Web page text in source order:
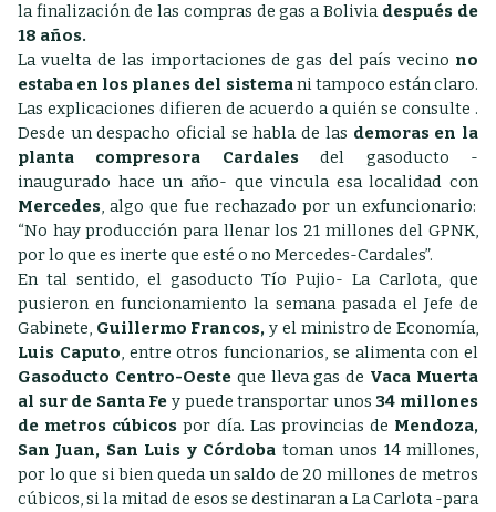
la finalización de las compras de gas a Boliviadespués de
18 años.
La vuelta de las importaciones de gas del país vecino no
estaba en los planes del sistemani tampoco están claro.
Las explicaciones difieren de acuerdo a quién se consulte .
Desde un despacho oficial se habla de las demoras en la
planta compresora Cardalesdel gasoducto -
inaugurado hace un año- que vincula esa localidad con
Mercedes, algo que fue rechazado por un exfuncionario:
“No hay producción para llenar los 21 millones del GPNK,
por lo que es inerte que esté o no Mercedes-Cardales”.
En tal sentido, el gasoducto Tío Pujio- La Carlota, que
pusieron en funcionamiento la semana pasada el Jefe de
Gabinete, Guillermo Francos, y el ministro de Economía,
Luis Caputo, entre otros funcionarios, se alimenta con el
Gasoducto Centro-Oesteque lleva gas de Vaca Muerta
al sur de Santa Fe y puede transportar unos 34 millones
de metros cúbicos por día. Las provincias de Mendoza,
San Juan, San Luis y Córdoba toman unos 14 millones,
por lo que si bien queda un saldo de 20 millones de metros
cúbicos, si la mitad de esos se destinaran a La Carlota -para